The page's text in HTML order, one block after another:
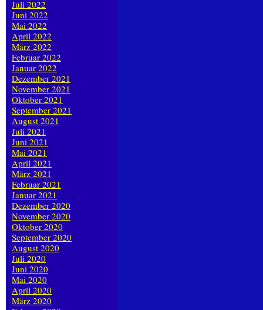
Juli 2022
Juni 2022
Mai 2022
April 2022
März 2022
Februar 2022
Januar 2022
Dezember 2021
November 2021
Oktober 2021
September 2021
August 2021
Juli 2021
Juni 2021
Mai 2021
April 2021
März 2021
Februar 2021
Januar 2021
Dezember 2020
November 2020
Oktober 2020
September 2020
August 2020
Juli 2020
Juni 2020
Mai 2020
April 2020
März 2020